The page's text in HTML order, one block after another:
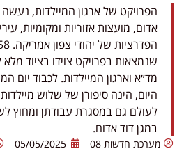
הפרויקט של ארגון המיילדות,
אדום, מועצות אזוריות ומקומיות,
שנמצאות בפרויקט צוידו בציוד
מד״א וארגון המיילדות. לכבוד יום
היום, הינה סיפורן של שלוש
לעולם גם במסגרת עבודתן ומחוץ
במגן דוד אדום.
מערכת חדשות 08 05/05/2025